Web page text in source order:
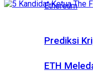
Prediksi
ETH